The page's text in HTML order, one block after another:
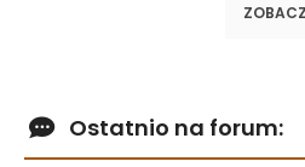
Ostatnio na forum: